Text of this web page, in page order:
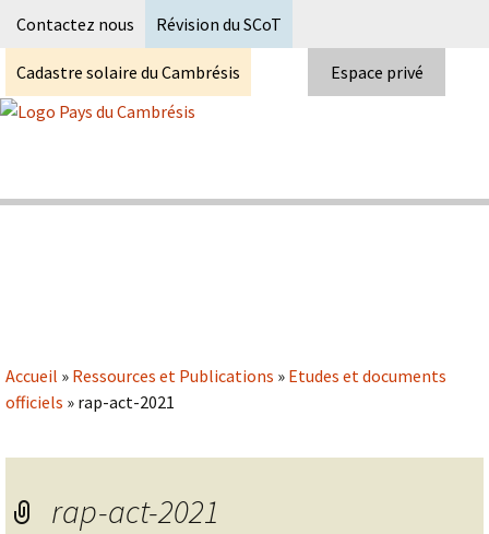
Contactez nous Révision du SCoT
Cadastre solaire du Cambrésis Espace privé
Accueil » Ressources et Publications » Etudes et documents
officiels » rap-act-2021
rap-act-2021